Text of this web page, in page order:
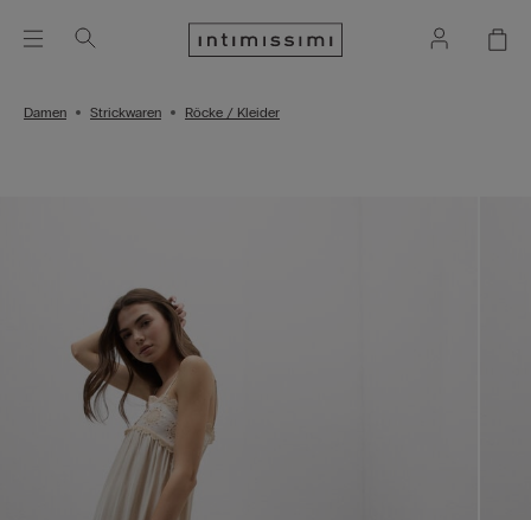
Damen Strickwaren Röcke / Kleider